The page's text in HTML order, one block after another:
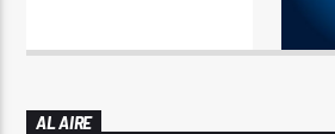
AL AIRE